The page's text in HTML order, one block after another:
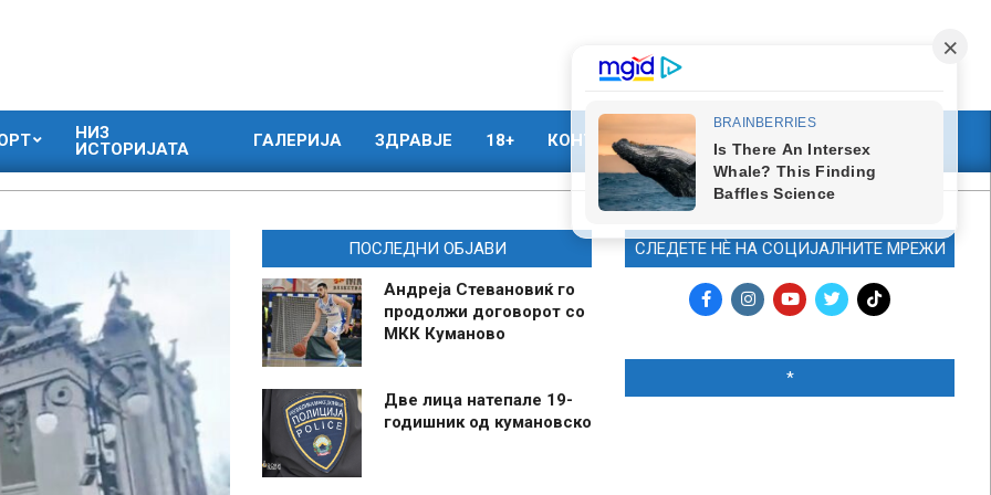
НИЗ
ИСТОРИЈАТА
ГАЛЕРИЈА ЗДРАВЈЕ 18+ КОНТАКТ МАРКЕТИНГ
ПОСЛЕДНИ ОБЈАВИ
Андреја Стевановиќ го
продолжи договорот со
МКК Куманово
Две лица натепале 19-
годишник од кумановско
СЛЕДЕТЕ НЀ НА СОЦИЈАЛНИТЕ МРЕЖИ
*